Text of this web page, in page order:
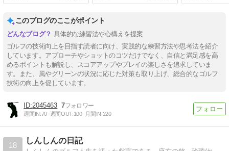
このブログのここがポイント
具体的な練習法や心構えを提案
ゴルフの技術向上を目指す読者に向け、実践的な練習方法や思考法を紹介
しています。アプローチやショットのコツだけでなく、自信と満足感を高
めるポイントも解説し、スコアアップやプレイの楽しさを追求していま
す。また、風やグリーンの状況に応じた対策も取り上げ、総合的なゴルフ
技術の向上を促しています。
2045463 7
週間IN:70 週間OUT:100 月間IN:220
18
しんしんの日記